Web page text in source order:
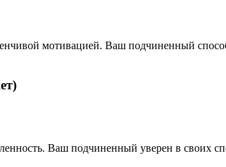
мотивацией. Ваш подчиненный
Ваш подчиненный уверен в своих